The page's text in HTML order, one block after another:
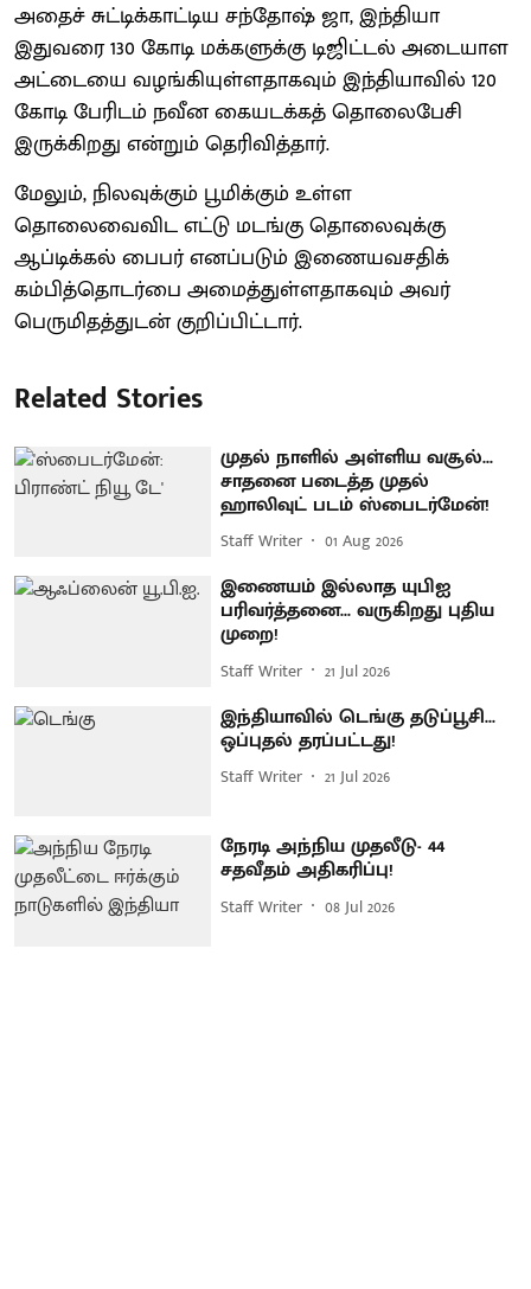
அதைச் சுட்டிக்காட்டிய சந்தோஷ் ஜா, இந்தியா
இதுவரை 130 கோடி மக்களுக்கு டிஜிட்டல் அடையாள
அட்டையை வழங்கியுள்ளதாகவும் இந்தியாவில் 120
கோடி பேரிடம் நவீன கையடக்கத் தொலைபேசி
இருக்கிறது என்றும் தெரிவித்தார்.
மேலும், நிலவுக்கும் பூமிக்கும் உள்ள
தொலைவைவிட எட்டு மடங்கு தொலைவுக்கு
ஆப்டிக்கல் பைபர் எனப்படும் இணையவசதிக்
கம்பித்தொடர்பை அமைத்துள்ளதாகவும் அவர்
பெருமிதத்துடன் குறிப்பிட்டார்.
Related Stories
முதல் நாளில் அள்ளிய வசூல்...
சாதனை படைத்த முதல்
ஹாலிவுட் படம் ஸ்பைடர்மேன்!
Staff Writer 01 Aug 2026
இணையம் இல்லாத யுபிஐ
பரிவர்த்தனை... வருகிறது புதிய
முறை!
Staff Writer 21 Jul 2026
இந்தியாவில் டெங்கு தடுப்பூசி...
ஒப்புதல் தரப்பட்டது!
Staff Writer 21 Jul 2026
நேரடி அந்நிய முதலீடு- 44
சதவீதம் அதிகரிப்பு!
Staff Writer 08 Jul 2026